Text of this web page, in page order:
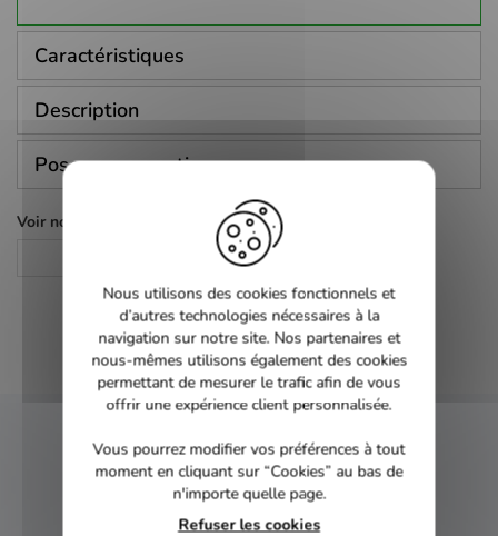
Caractéristiques
Description
Poser une question
Voir nos autres pages :
NEWSLETTER
Inscrivez-vous et recevez nos bons plans
Nous utilisons des cookies fonctionnels et
d’autres technologies nécessaires à la
navigation sur notre site. Nos partenaires et
nous-mêmes utilisons également des cookies
permettant de mesurer le trafic afin de vous
offrir une expérience client personnalisée.
Vous pourrez modifier vos préférences à tout
moment en cliquant sur “Cookies” au bas de
n'importe quelle page.
Refuser les cookies